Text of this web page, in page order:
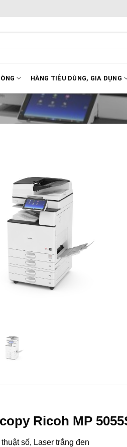
HÀNG TIÊU DÙNG, GIA DỤNG
Ricoh MP
số, Laser trắng đen